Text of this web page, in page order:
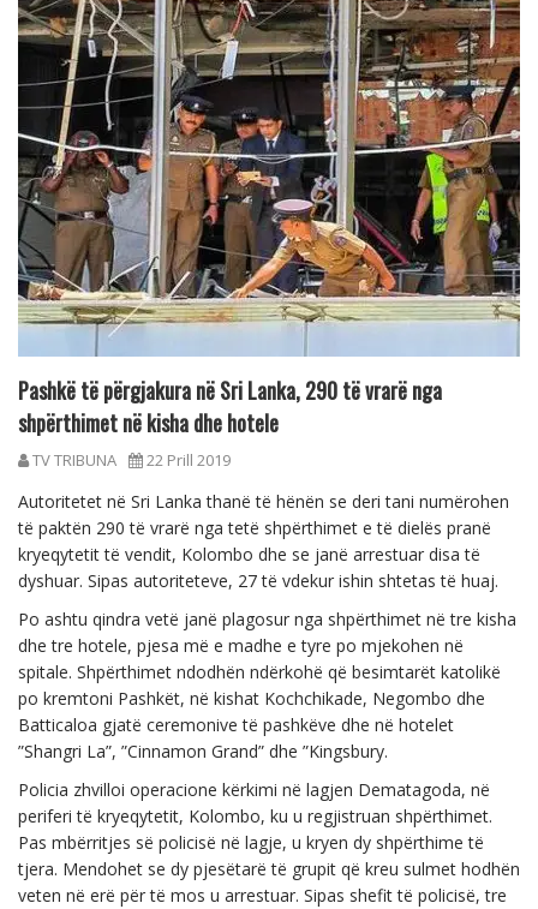
Pashkë të përgjakura në Sri Lanka, 290 të vrarë nga
shpërthimet në kisha dhe hotele
TV TRIBUNA 22 Prill 2019
Autoritetet në Sri Lanka thanë të hënën se deri tani numërohen
të paktën 290 të vrarë nga tetë shpërthimet e të dielës pranë
kryeqytetit të vendit, Kolombo dhe se janë arrestuar disa të
dyshuar. Sipas autoriteteve, 27 të vdekur ishin shtetas të huaj.
Po ashtu qindra vetë janë plagosur nga shpërthimet në tre kisha
dhe tre hotele, pjesa më e madhe e tyre po mjekohen në
spitale. Shpërthimet ndodhën ndërkohë që besimtarët katolikë
po kremtoni Pashkët, në kishat Kochchikade, Negombo dhe
Batticaloa gjatë ceremonive të pashkëve dhe në hotelet
”Shangri La”, ”Cinnamon Grand” dhe ”Kingsbury.
Policia zhvilloi operacione kërkimi në lagjen Dematagoda, në
periferi të kryeqytetit, Kolombo, ku u regjistruan shpërthimet.
Pas mbërritjes së policisë në lagje, u kryen dy shpërthime të
tjera. Mendohet se dy pjesëtarë të grupit që kreu sulmet hodhën
veten në erë për të mos u arrestuar. Sipas shefit të policisë, tre